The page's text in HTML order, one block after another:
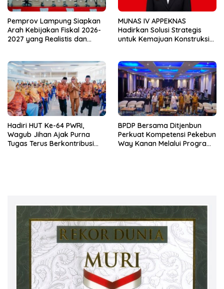
Pemprov Lampung Siapkan
Arah Kebijakan Fiskal 2026-
2027 yang Realistis dan
MUNAS IV APPEKNAS
Hadirkan Solusi Strategis
untuk Kemajuan Konstruksi
Hadiri HUT Ke-64 PWRI,
Wagub Jihan Ajak Purna
Tugas Terus Berkontribusi
BPDP Bersama Ditjenbun
Perkuat Kompetensi Pekebun
Way Kanan Melalui Program